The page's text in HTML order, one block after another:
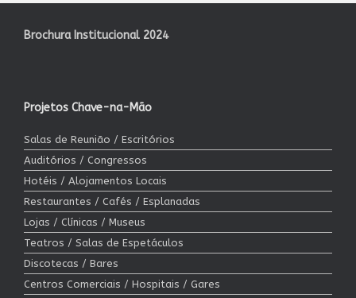
Brochura Institucional 2024
Projetos Chave-na-Mão
Salas de Reunião / Escritórios
Auditórios / Congressos
Hotéis / Alojamentos Locais
Restaurantes / Cafés / Esplanadas
Lojas / Clínicas / Museus
Teatros / Salas de Espetáculos
Discotecas / Bares
Centros Comerciais / Hospitais / Gares